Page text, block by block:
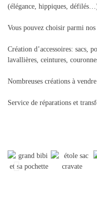
(élégance, hippiques,
Vous pouvez choisir parmi
Création d’accessoires: sacs,
lavallières, ceintures,
Nombreuses créations à
Service de réparations et